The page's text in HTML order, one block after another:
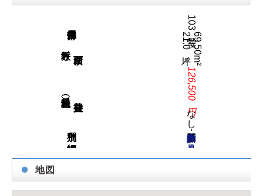
賃料（税込）／
103号室
21.0坪／69.50m²
126,500円
なし
物件詳細を見る
地図